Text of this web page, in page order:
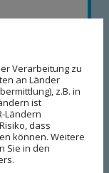
ersten
die
sich unser
an
Der
die
zu
Verarbeitung zu
an Länder
z.B. in
ist
Ländern
dass
können. Weitere
Sie in den